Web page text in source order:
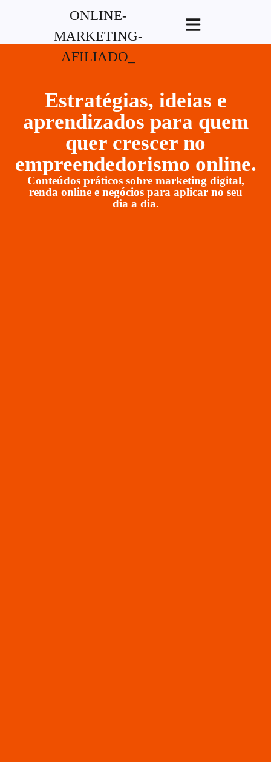
G-XVBZZCFH00pub-
5970489886047746AW-17954400846.
Estratégias, ideias e
aprendizados para quem
quer crescer no
empreendedorismo online.
Conteúdos práticos sobre marketing digital,
renda online e negócios para aplicar no seu
dia a dia.